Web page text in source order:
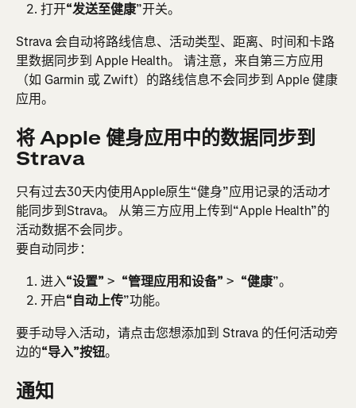
打开“发送至健康”开关。
Strava 会自动将路线信息、活动类型、距离、时间和卡路
里数据同步到 Apple Health。 请注意，来自第三方应用
（如 Garmin 或 Zwift）的路线信息不会同步到 Apple 健康
应用。
将 Apple 健身应用中的数据同步到
Strava
只有过去30天内使用Apple原生“健身”应用记录的活动才
能同步到Strava。 从第三方应用上传到“Apple Health”的
活动数据不会同步。
要自动同步：
进入“设置” > “管理应用和设备” > “健康”。
开启“自动上传”功能。
要手动导入活动，请点击您想添加到 Strava 的任何活动旁
边的“导入”按钮。
通知